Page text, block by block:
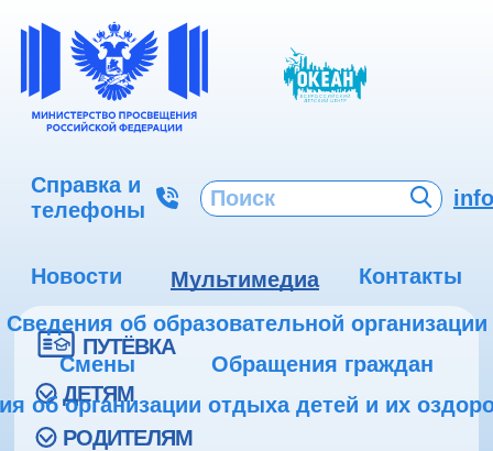
Справка и
телефоны
Новости Мультимедиа
Контакты
Сведения об образовательной организации
Смены
Обращения граждан
об организации отдыха детей и их
ПУТЁВКА
ДЕТЯМ
РОДИТЕЛЯМ